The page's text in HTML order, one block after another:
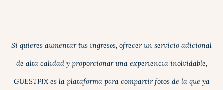
Si quieres aumentar tus ingresos, ofrecer un servicio adicional
de alta calidad y proporcionar una experiencia inolvidable,
GUESTPIX es la plataforma para compartir fotos de la que ya